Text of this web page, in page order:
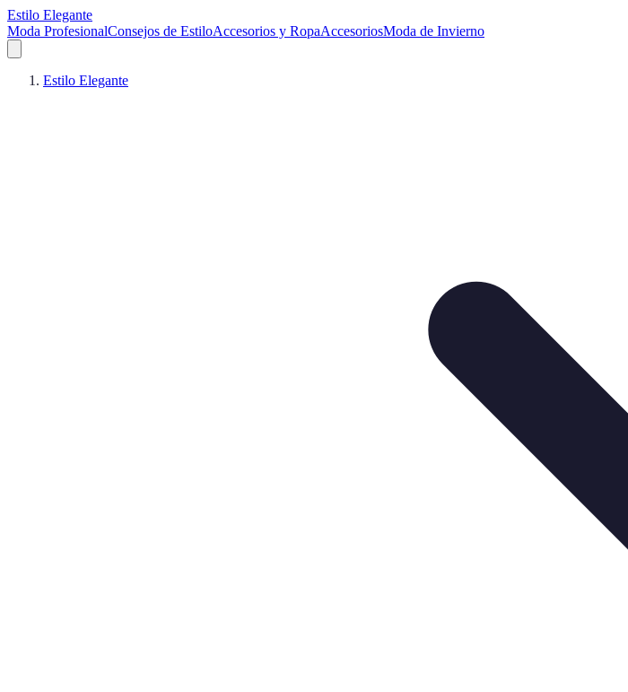
Estilo Elegante
Moda ProfesionalConsejos de EstiloAccesorios y RopaAccesoriosModa de Invierno
Estilo Elegante